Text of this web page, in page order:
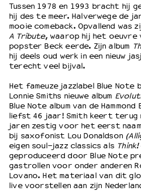
Wie is wie
Word vriend
Historie
Partners
Huisregels
Privacyverklaring
Integriteits- en gedragscode
Duurzaamheid
Culturele boycot Israël
Ruimte voor artistieke vrijheid –
Tussen 1978 en 1993 bracht hij
hij des te meer. Halverwege de
mooie comeback. Opvallend was
A Tribute, waarop hij het
popster Beck eerde. Zijn album
hij deels oud werk in een nieuw
terecht veel bijval.
Het fameuze jazzlabel Blue Note
Lonnie Smiths nieuwe album
Blue Note album van de Hammond
liefst 46 jaar! Smith keert terug
jaren zestig voor het eerst
bij saxofonist Lou Donaldson
eigen soul-jazz classics als Think!
geproduceerd door Blue Note
gastrollen voor onder anderen
Lovano. Het materiaal van dit
live voorstellen aan zijn